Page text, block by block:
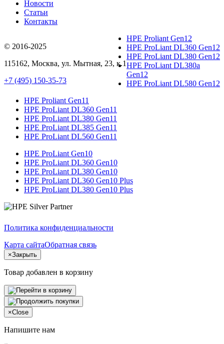
Новости
Статьи
Контакты
© 2016-2025
115162, Москва, ул. Мытная, 23, к.1
+7 (495) 150-35-73
HPE Proliant Gen12
HPE ProLiant DL360 Gen12
HPE ProLiant DL380 Gen12
HPE ProLiant DL380a
Gen12
HPE ProLiant DL580 Gen12
HPE Proliant Gen11
HPE ProLiant DL360 Gen11
HPE ProLiant DL380 Gen11
HPE ProLiant DL385 Gen11
HPE ProLiant DL560 Gen11
HPE ProLiant Gen10
HPE ProLiant DL360 Gen10
HPE ProLiant DL380 Gen10
HPE ProLiant DL360 Gen10 Plus
HPE ProLiant DL380 Gen10 Plus
Политика конфиденциальности
Карта сайтаОбратная связь
×Закрыть
Товар добавлен в корзину
×Close
Напишите нам